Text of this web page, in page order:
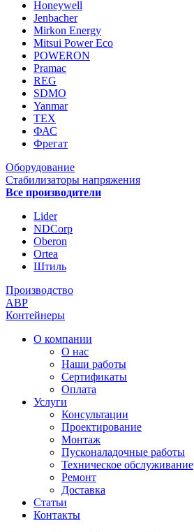
Honeywell
Jenbacher
Mirkon Energy
Mitsui Power Eco
POWERON
Pramac
REG
SDMO
Yanmar
ТЕХ
ФАС
Фрегат
Оборудование
Стабилизаторы напряжения
Все производители
Lider
NDCorp
Oberon
Ortea
Штиль
Производство
АВР
Контейнеры
О компании
О нас
Наши работы
Сертификаты
Оплата
Услуги
Консультации
Проектирование
Монтаж
Пусконаладочные работы
Техническое обслуживание
Ремонт
Доставка
Статьи
Контакты